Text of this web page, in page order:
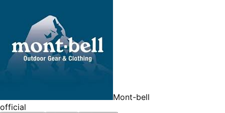
Mont-bell
official